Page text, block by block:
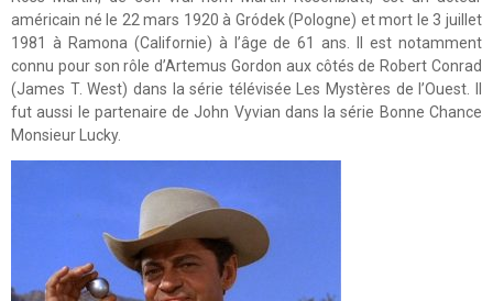
américain né le 22 mars 1920 à Gródek (Pologne) et mort le 3 juillet
1981 à Ramona (Californie) à l’âge de 61 ans. Il est notamment
connu pour son rôle d’Artemus Gordon aux côtés de Robert Conrad
(James T. West) dans la série télévisée Les Mystères de l’Ouest. Il
fut aussi le partenaire de John Vyvian dans la série Bonne Chance
Monsieur Lucky.